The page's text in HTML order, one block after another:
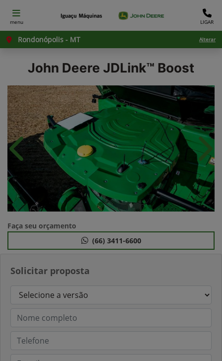
menu LIGAR
Rondonópolis - MT Alterar
John Deere JDLink™ Boost
Solicitar proposta
Anterior
Faça seu orçamento
(66) 3411-6600